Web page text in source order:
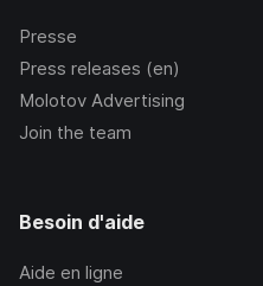
Presse
Press releases (en)
Molotov Advertising
Join the team
Besoin d'aide
Aide en ligne